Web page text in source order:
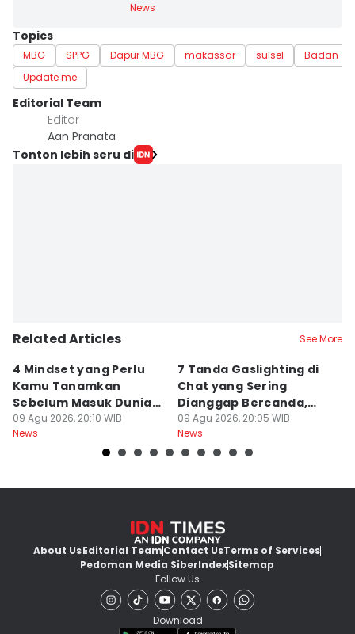
News
Topics
MBG SPPG Dapur MBG makassar sulsel
Badan
Update me
Editorial Team
Editor
Aan Pranata
Tonton lebih seru di
Related Articles See More
4 Mindset yang Perlu
Kamu Tanamkan
Sebelum Masuk Dunia
Kerja Nyata
09 Agu 2026, 20:10 WIB
News
7 Tanda Gaslighting di
Chat yang Sering
Dianggap Bercanda,
Hati-Hati!
09 Agu 2026, 20:05 WIB
News
About UsEditorial TeamContact UsTerms of Services
Pedoman Media SiberIndexSitemap
Follow Us
Download